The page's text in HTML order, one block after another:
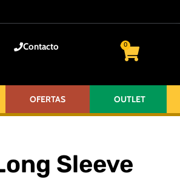
Contacto 0
OFERTAS OUTLET
Sleeve